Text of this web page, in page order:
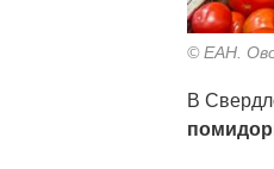
© ЕАН.
В